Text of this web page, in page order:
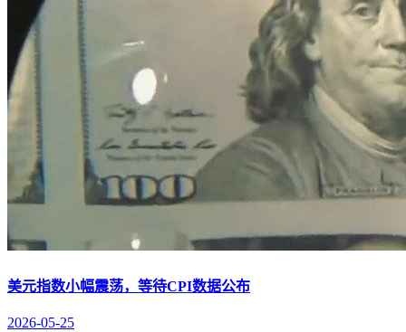
美元指数小幅震荡，等待CPI数据公布
2026-05-25